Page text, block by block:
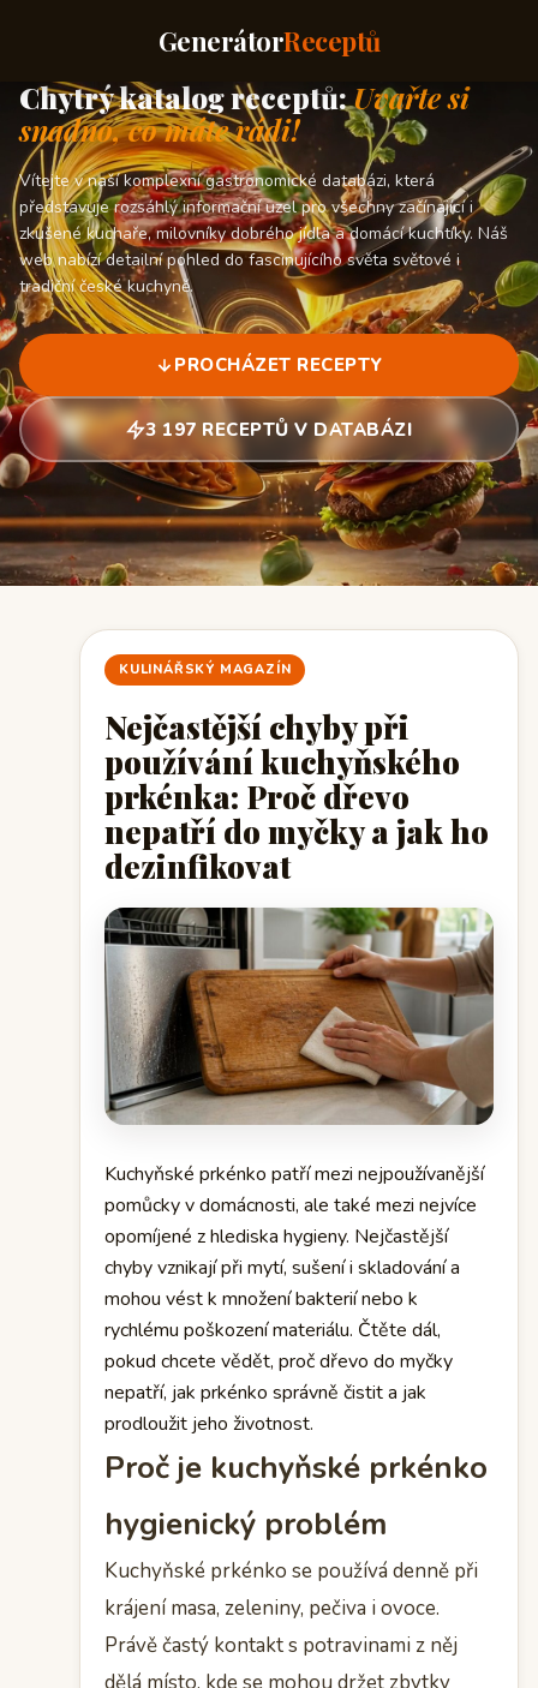
GenerátorReceptů
Chytrý katalog receptů:Uvařte si
snadno, co máte rádi!
Vítejte v naší komplexní gastronomické databázi, která
představuje rozsáhlý informační uzel pro všechny začínající i
zkušené kuchaře, milovníky dobrého jídla a domácí kuchtíky. Náš
web nabízí detailní pohled do fascinujícího světa světové i
tradiční české kuchyně.
PROCHÁZET RECEPTY
3 197 RECEPTŮ V DATABÁZI
KULINÁŘSKÝ MAGAZÍN
Nejčastější chyby při
používání kuchyňského
prkénka: Proč dřevo
nepatří do myčky a jak ho
dezinfikovat
Kuchyňské prkénko patří mezi nejpoužívanější
pomůcky v domácnosti, ale také mezi nejvíce
opomíjené z hlediska hygieny. Nejčastější
chyby vznikají při mytí, sušení i skladování a
mohou vést k množení bakterií nebo k
rychlému poškození materiálu. Čtěte dál,
pokud chcete vědět, proč dřevo do myčky
nepatří, jak prkénko správně čistit a jak
prodloužit jeho životnost.
Proč je kuchyňské prkénko
hygienický problém
Kuchyňské prkénko se používá denně při
krájení masa, zeleniny, pečiva i ovoce.
Právě častý kontakt s potravinami z něj